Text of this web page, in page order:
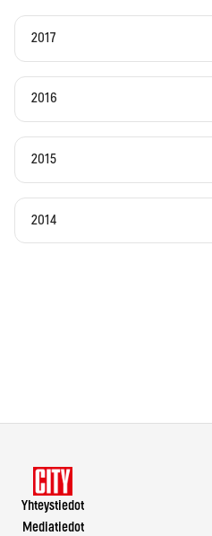
2017
2016
2015
2014
Yhteystiedot
Mediatiedot